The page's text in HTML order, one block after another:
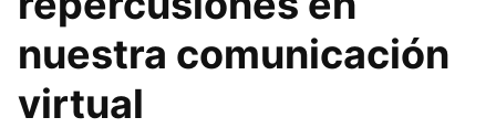
nuestra comunicación
virtual